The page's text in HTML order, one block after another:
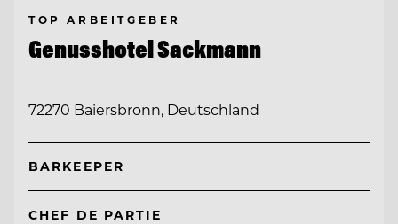
TOP ARBEITGEBER
Genusshotel Sackmann
72270 Baiersbronn, Deutschland
BARKEEPER
CHEF DE PARTIE